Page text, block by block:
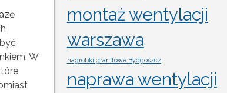
W
montaż wentylacji
warszawa
nagrobki granitowe Bydgoszcz
naprawa wentylacji